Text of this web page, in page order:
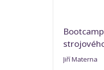
Bootcamp
Jiří Materna